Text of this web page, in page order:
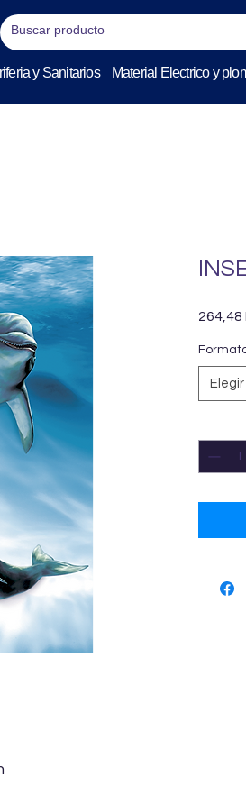
y Sanitarios Material Electrico y
264,48
Elegir